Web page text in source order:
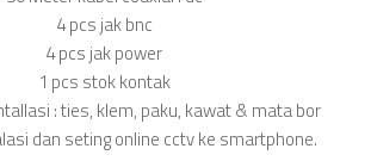
4 pcs jak bnc
4 pcs jak power
1 pcs stok kontak
: ties, klem, paku, kawat & mata bor
dan seting online cctv ke smartphone.